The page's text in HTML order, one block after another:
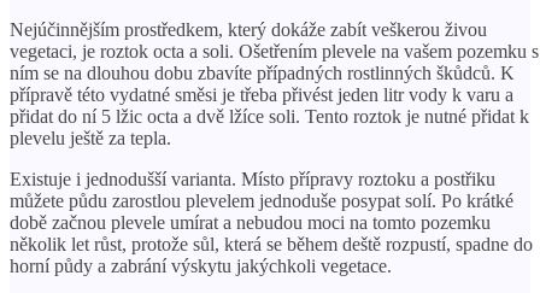
Nejúčinnějším prostředkem, který dokáže zabít veškerou živou
vegetaci, je roztok octa a soli. Ošetřením plevele na vašem pozemku s
ním se na dlouhou dobu zbavíte případných rostlinných škůdců. K
přípravě této vydatné směsi je třeba přivést jeden litr vody k varu a
přidat do ní 5 lžic octa a dvě lžíce soli. Tento roztok je nutné přidat k
plevelu ještě za tepla.
Existuje i jednodušší varianta. Místo přípravy roztoku a postřiku
můžete půdu zarostlou plevelem jednoduše posypat solí. Po krátké
době začnou plevele umírat a nebudou moci na tomto pozemku
několik let růst, protože sůl, která se během deště rozpustí, spadne do
horní půdy a zabrání výskytu jakýchkoli vegetace.